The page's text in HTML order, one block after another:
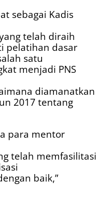
sebagai Kadis
telah diraih
pelatihan dasar
satu
menjadi PNS
diamanatkan
2017 tentang
para mentor
telah memfasilitasi
baik,”